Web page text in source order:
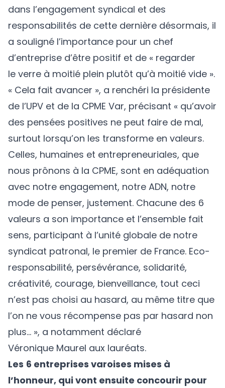
dans l’engagement syndical et des
responsabilités de cette dernière désormais, il
a souligné l’importance pour un chef
d’entreprise d’être positif et de « regarder
le verre à moitié plein plutôt qu’à moitié vide ».
« Cela fait avancer », a renchéri la présidente
de l’UPV et de la CPME Var, précisant « qu’avoir
des pensées positives ne peut faire de mal,
surtout lorsqu’on les transforme en valeurs.
Celles, humaines et entrepreneuriales, que
nous prônons à la CPME, sont en adéquation
avec notre engagement, notre ADN, notre
mode de penser, justement. Chacune des 6
valeurs a son importance et l’ensemble fait
sens, participant à l’unité globale de notre
syndicat patronal, le premier de France. Eco-
responsabilité, persévérance, solidarité,
créativité, courage, bienveillance, tout ceci
n’est pas choisi au hasard, au même titre que
l’on ne vous récompense pas par hasard non
plus… », a notamment déclaré
Véronique Maurel aux lauréats.
Les 6 entreprises varoises mises à
l’honneur, qui vont ensuite concourir pour